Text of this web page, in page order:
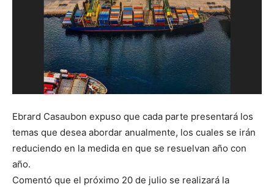
Ebrard Casaubon expuso que cada parte presentará los
temas que desea abordar anualmente, los cuales se irán
reduciendo en la medida en que se resuelvan año con
año.
Comentó que el próximo 20 de julio se realizará la